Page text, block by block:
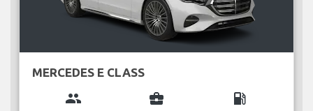
MERCEDES E CLASS
group business_center local_gas_station